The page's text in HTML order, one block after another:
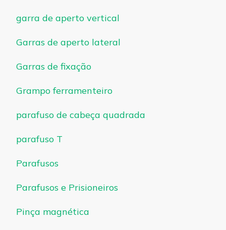
garra de aperto vertical
Garras de aperto lateral
Garras de fixação
Grampo ferramenteiro
parafuso de cabeça quadrada
parafuso T
Parafusos
Parafusos e Prisioneiros
Pinça magnética